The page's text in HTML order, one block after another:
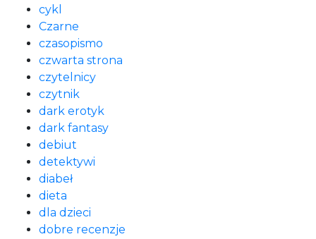
cykl
Czarne
czasopismo
czwarta strona
czytelnicy
czytnik
dark erotyk
dark fantasy
debiut
detektywi
diabeł
dieta
dla dzieci
dobre recenzje